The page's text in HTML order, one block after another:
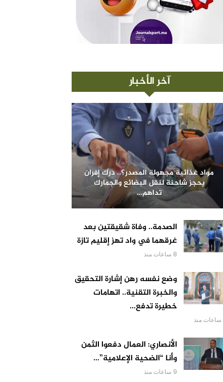
آخر الأخبار
مواد غذائية مجهولة المصدر؟.. درك إفران
يحجز شاحنة لنقل البضائع والجمارك
تداهم…
الصدمة.. وفاة شقيقتين بعد
غرقهما في واد تهز إقليم تازة
8 ساعات منذ
وضع نفسه رهن إشارة التحقيق
والخبرة التقنية.. اتهامات
خطيرة تدفع…
الأنصاري: العمال دفعوا الثمن
وأنا “الضحية الإعلامية”…
9 ساعات منذ